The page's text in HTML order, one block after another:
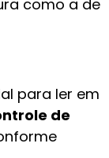
como a de
para ler em
de